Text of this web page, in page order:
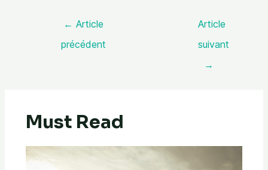
← Article
précédent
Article
suivant
→
Must Read